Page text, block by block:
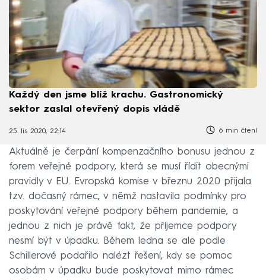
Každý den jsme blíž krachu. Gastronomický
sektor zaslal otevřený dopis vládě
25. lis 2020, 22:14 6 min čtení
Aktuálně je čerpání kompenzačního bonusu jednou z
forem veřejné podpory, která se musí řídit obecnými
pravidly v EU. Evropská komise v březnu 2020 přijala
tzv. dočasný rámec, v němž nastavila podmínky pro
poskytování veřejné podpory během pandemie, a
jednou z nich je právě fakt, že příjemce podpory
nesmí být v úpadku. Během ledna se ale podle
Schillerové podařilo nalézt řešení, kdy se pomoc
osobám v úpadku bude poskytovat mimo rámec